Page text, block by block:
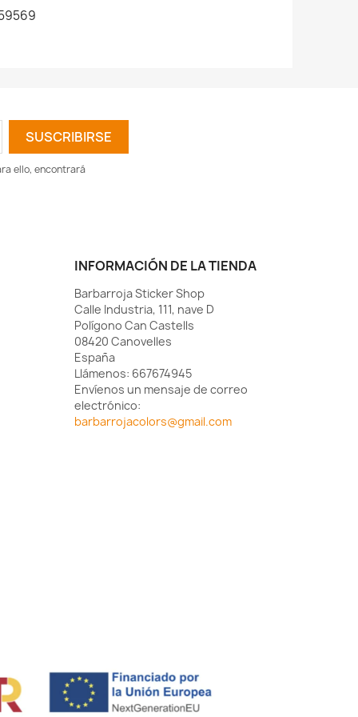
ello, encontrará
INFORMACIÓN DE LA TIENDA
Barbarroja Sticker Shop
Calle Industria, 111, nave D
Polígono Can Castells
08420 Canovelles
España
Llámenos: 667674945
Envíenos un mensaje de correo
electrónico:
barbarrojacolors@gmail.com